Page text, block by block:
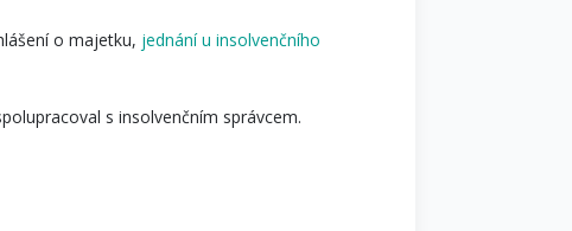
o majetku, jednání u insolvenčního
s insolvenčním správcem.